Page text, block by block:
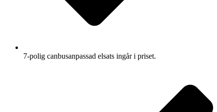
7-polig canbusanpassad elsats ingår i priset.